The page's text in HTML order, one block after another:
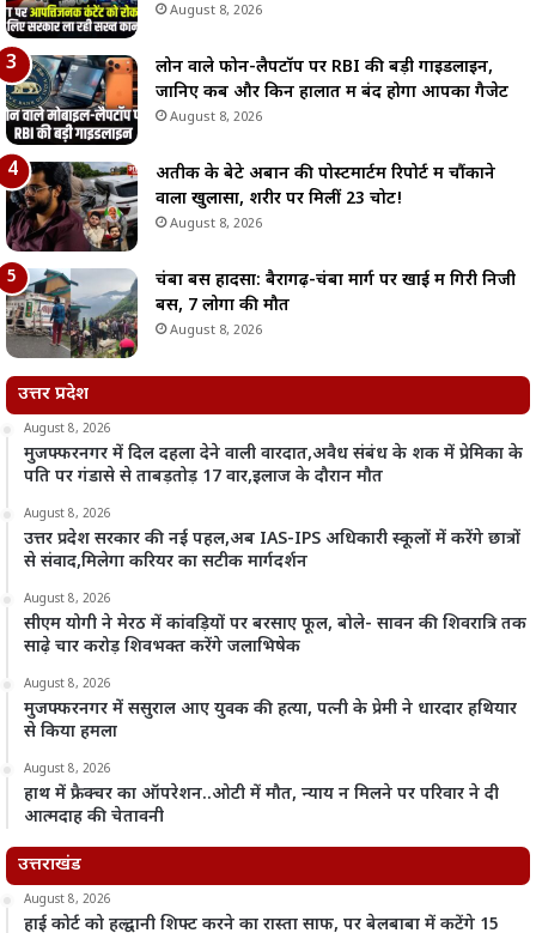
August 8, 2026
लोन वाले फोन-लैपटॉप पर RBI की बड़ी गाइडलाइन,
जानिए कब और किन हालात में बंद होगा आपका गैजेट
August 8, 2026
अतीक के बेटे अबान की पोस्टमार्टम रिपोर्ट में चौंकाने
वाला खुलासा, शरीर पर मिलीं 23 चोटें!
August 8, 2026
चंबा बस हादसा: बैरागढ़-चंबा मार्ग पर खाई में गिरी निजी
बस, 7 लोगों की मौत
August 8, 2026
उत्तर प्रदेश
August 8, 2026
मुजफ्फरनगर में दिल दहला देने वाली वारदात,अवैध संबंध के शक में प्रेमिका के
पति पर गंडासे से ताबड़तोड़ 17 वार,इलाज के दौरान मौत
August 8, 2026
उत्तर प्रदेश सरकार की नई पहल,अब IAS-IPS अधिकारी स्कूलों में करेंगे छात्रों
से संवाद,मिलेगा करियर का सटीक मार्गदर्शन
August 8, 2026
सीएम योगी ने मेरठ में कांवड़ियों पर बरसाए फूल, बोले- सावन की शिवरात्रि तक
साढ़े चार करोड़ शिवभक्त करेंगे जलाभिषेक
August 8, 2026
मुजफ्फरनगर में ससुराल आए युवक की हत्या, पत्नी के प्रेमी ने धारदार हथियार
से किया हमला
August 8, 2026
हाथ में फ्रैक्चर का ऑपरेशन..ओटी में मौत, न्याय न मिलने पर परिवार ने दी
आत्मदाह की चेतावनी
उत्तराखंड
August 8, 2026
हाई कोर्ट को हल्द्वानी शिफ्ट करने का रास्ता साफ, पर बेलबाबा में कटेंगे 15